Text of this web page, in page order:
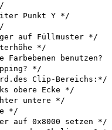
Punkt Y */
auf Füllmuster */
*/
Farbebenen benutzen?
*/
Clip-Bereichs:*/
obere Ecke */
untere */
*/
auf 0x8000 setzen */